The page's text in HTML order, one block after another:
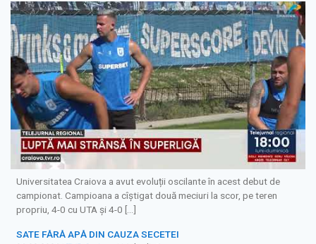
Universitatea Craiova a avut evoluții oscilante în acest debut de
campionat. Campioana a cîștigat două meciuri la scor, pe teren
propriu, 4-0 cu UTA și 4-0 […]
SATE FĂRĂ APĂ DIN CAUZA SECETEI